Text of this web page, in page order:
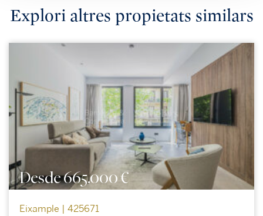
Explori altres propietats similars
Desde 665.000 €
Eixample | 425671